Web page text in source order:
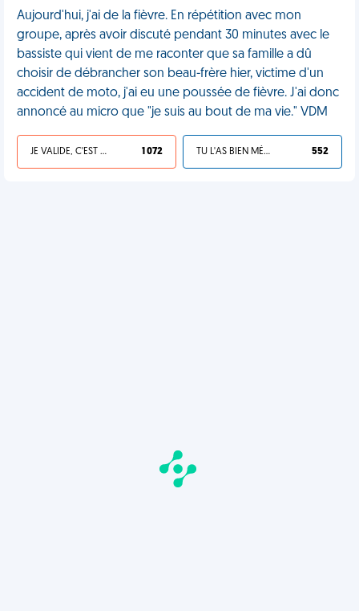
Aujourd'hui, j'ai de la fièvre. En répétition avec mon
groupe, après avoir discuté pendant 30 minutes avec le
bassiste qui vient de me raconter que sa famille a dû
choisir de débrancher son beau-frère hier, victime d'un
accident de moto, j'ai eu une poussée de fièvre. J'ai donc
annoncé au micro que "je suis au bout de ma vie." VDM
JE VALIDE, C'EST UNE VDM 1 072 TU L'AS BIEN MÉRITÉ 552